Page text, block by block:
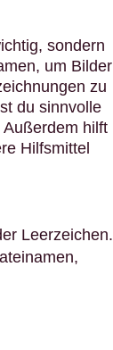
sondern
um Bilder
zu
du sinnvolle
hilft
Hilfsmittel
Leerzeichen.